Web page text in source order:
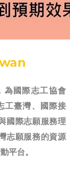
國際志工協會
工臺灣、國際接
國際志願服務理
志願服務的資源
平台。